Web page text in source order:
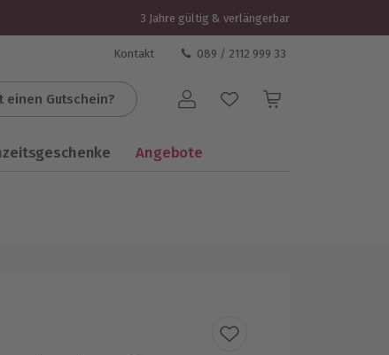
3 Jahre gültig & verlängerbar
Kontakt 089 / 2112 999 33
einen Gutschein? Benutzerkonto
Angebote